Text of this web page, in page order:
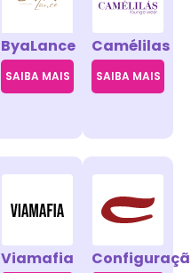
ByaLance
SAIBA MAIS
Camélilas
SAIBA MAIS
Viamafia